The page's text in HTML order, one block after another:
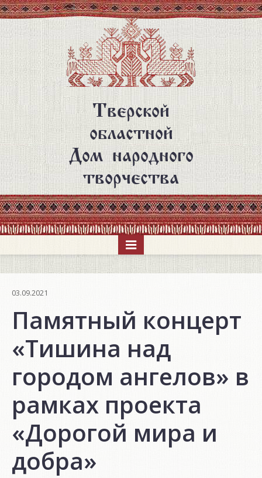
Перейти
к
основному
содержанию
Тверской
областной
Дом народного
творчества
03.09.2021
Памятный концерт
«Тишина над
городом ангелов» в
рамках проекта
«Дорогой мира и
добра»